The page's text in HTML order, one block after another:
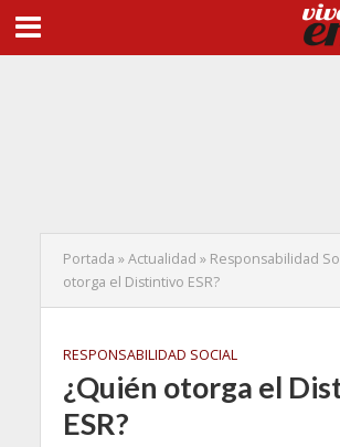
Portada »Actualidad » Responsabilidad
otorga el Distintivo ESR?
RESPONSABILIDAD SOCIAL
¿Quién otorga el
ESR?